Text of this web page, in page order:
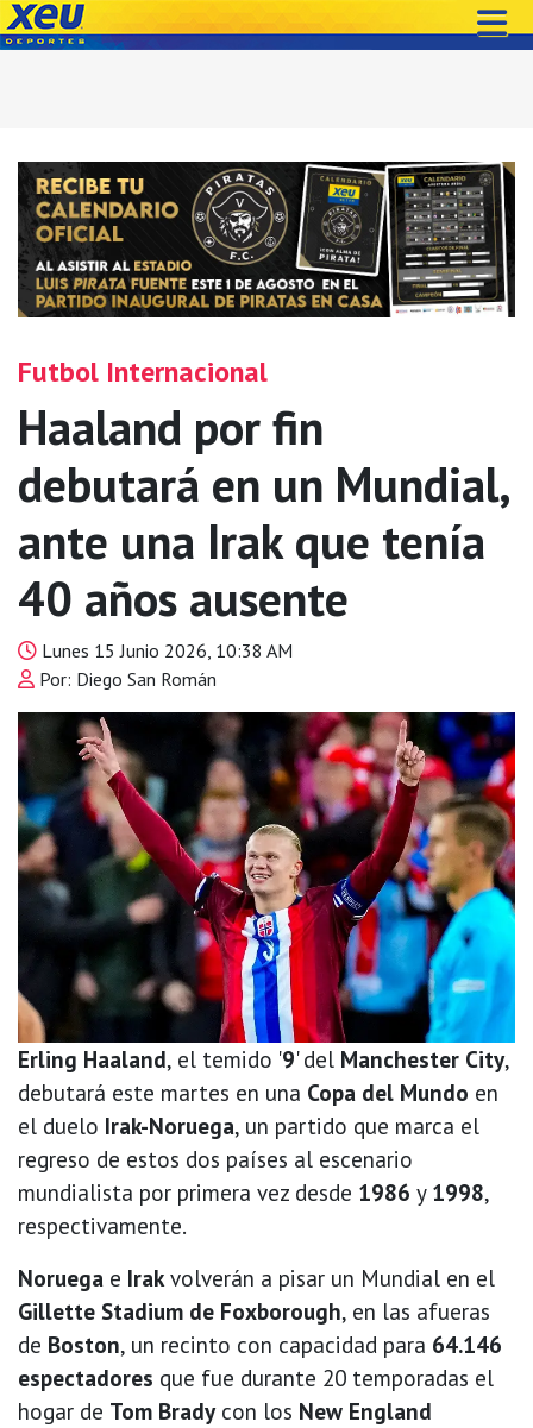
Futbol Internacional
Haaland por fin
debutará en un Mundial,
ante una Irak que tenía
40 años ausente
Lunes 15 Junio 2026, 10:38 AM
Por: Diego San Román
Erling Haaland, el temido '9' del Manchester City,
debutará este martes en una Copa del Mundo en
el duelo Irak-Noruega, un partido que marca el
regreso de estos dos países al escenario
mundialista por primera vez desde 1986 y 1998,
respectivamente.
Noruega e Irakvolverán a pisar un Mundial en el
Gillette Stadium de Foxborough, en las afueras
de Boston, un recinto con capacidad para 64.146
espectadores que fue durante 20 temporadas el
hogar de Tom Bradycon los New England